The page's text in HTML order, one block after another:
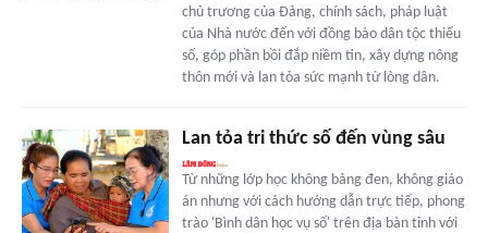
chủ trương của Đảng, chính sách, pháp luật
của Nhà nước đến với đồng bào dân tộc thiểu
số, góp phần bồi đắp niềm tin, xây dựng nông
thôn mới và lan tỏa sức mạnh từ lòng dân.
Lan tỏa tri thức số đến vùng sâu
Từ những lớp học không bảng đen, không giáo
án nhưng với cách hướng dẫn trực tiếp, phong
trào 'Bình dân học vụ số' trên địa bàn tỉnh với